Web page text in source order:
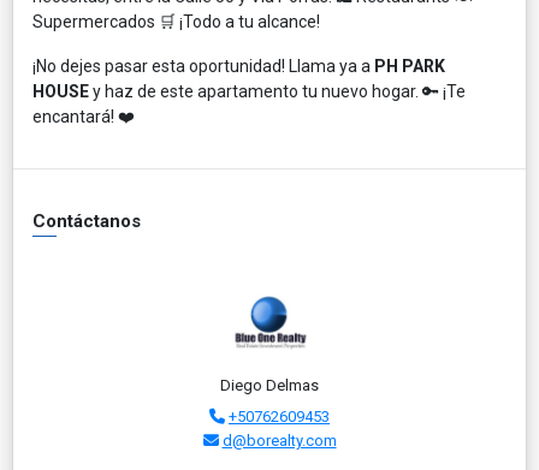
Supermercados 🛒 ¡Todo a tu alcance!
¡No dejes pasar esta oportunidad! Llama ya a PH PARK
HOUSEy haz de este apartamento tu nuevo hogar. 🔑 ¡Te
encantará! ❤️
Contáctanos
Diego Delmas
+50762609453
d@borealty.com